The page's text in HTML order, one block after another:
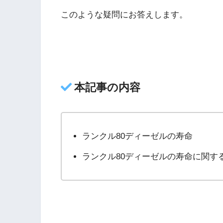
このような疑問にお答えします。
本記事の内容
ランクル80ディーゼルの寿命
ランクル80ディーゼルの寿命に関す